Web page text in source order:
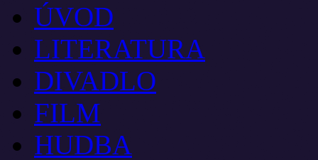
ÚVOD
LITERATURA
DIVADLO
FILM
HUDBA